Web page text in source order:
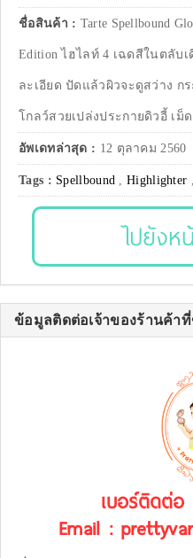
ชื่อสินค้า : Tarte Spellbound
Edition ไฮไลท์ 4 เฉดสีในตลับ
ละเอียด ปัดแล้วผิวจะดูสว่าง ก
โกลว์สวยเปล่งประกายดิวอี้ เ
อัพเดทล่าสุด : 12 ตุลาคม 2560
Tags : Spellbound ,Highlighter
ไปยังห
ข้อมูลติดต่อเจ้าของร้านค้า
เบอร์ติดต่อ
Email :